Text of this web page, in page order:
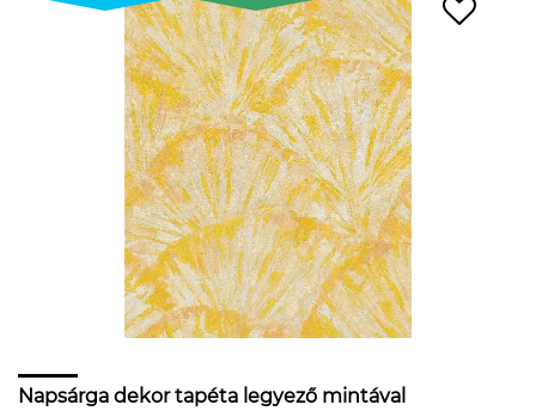
Napsárga dekor tapéta legyező mintával